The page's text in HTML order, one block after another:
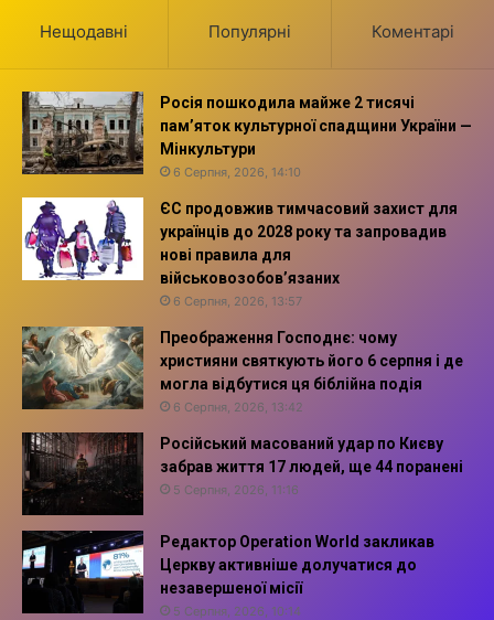
Нещодавні Популярні Коментарі
Росія пошкодила майже 2 тисячі
пам’яток культурної спадщини України —
Мінкультури
6 Серпня, 2026, 14:10
ЄС продовжив тимчасовий захист для
українців до 2028 року та запровадив
нові правила для
військовозобов’язаних
6 Серпня, 2026, 13:57
Преображення Господнє: чому
християни святкують його 6 серпня і де
могла відбутися ця біблійна подія
6 Серпня, 2026, 13:42
Російський масований удар по Києву
забрав життя 17 людей, ще 44 поранені
5 Серпня, 2026, 11:16
Редактор Operation World закликав
Церкву активніше долучатися до
незавершеної місії
5 Серпня, 2026, 10:14